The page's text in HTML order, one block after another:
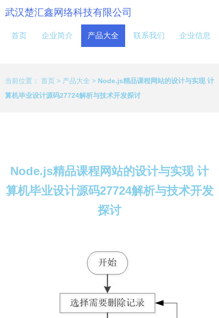
武汉楚汇鑫网络科技有限公司
首页 企业简介 产品大全 联系我们 企业信息
当前位置： 首页 > 产品大全 > Node.js精品课程网站的设计与实现 计
算机毕业设计源码27724解析与技术开发探讨
Node.js精品课程网站的设计与实现 计
算机毕业设计源码27724解析与技术开发
探讨